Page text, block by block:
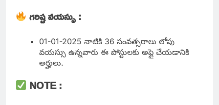
గరిష్ట వయస్సు :
01-01-2025 నాటికి 36 సంవత్సరాలు లోపు
వయస్సు ఉన్నవారు ఈ పోస్టులకు అప్లై చేయడానికి
అర్హులు.
NOTE :